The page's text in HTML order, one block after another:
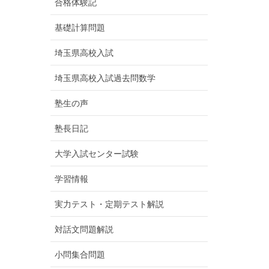
合格体験記
基礎計算問題
埼玉県高校入試
埼玉県高校入試過去問数学
塾生の声
塾長日記
大学入試センター試験
学習情報
実力テスト・定期テスト解説
対話文問題解説
小問集合問題